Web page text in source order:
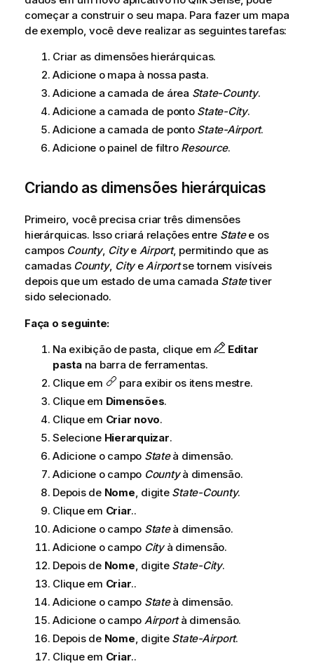
começar a construir o seu mapa. Para fazer um mapa
de exemplo, você deve realizar as seguintes tarefas:
Criar as dimensões hierárquicas.
Adicione o mapa à nossa pasta.
Adicione a camada de área State-County.
Adicione a camada de ponto State-City.
Adicione a camada de ponto State-Airport.
Adicione o painel de filtro Resource.
Criando as dimensões hierárquicas
Primeiro, você precisa criar três dimensões
hierárquicas. Isso criará relações entre Statee os
campos County, Citye Airport, permitindo que as
camadas County, Citye Airportse tornem visíveis
depois que um estado de uma camada Statetiver
sido selecionado.
Faça o seguinte:
Na exibição de pasta, clique em
Editar
pastana barra de ferramentas.
Clique em
para exibir os itens mestre.
Clique em Dimensões.
Clique em Criar novo.
Selecione Hierarquizar.
Adicione o campo Stateà dimensão.
Adicione o campo Countyà dimensão.
Depois de Nome , digite State-County.
Clique em Criar..
Adicione o campo Stateà dimensão.
Adicione o campo Cityà dimensão.
Depois de Nome , digite State-City.
Clique em Criar..
Adicione o campo Stateà dimensão.
Adicione o campo Airportà dimensão.
Depois de Nome , digite State-Airport.
Clique em Criar..